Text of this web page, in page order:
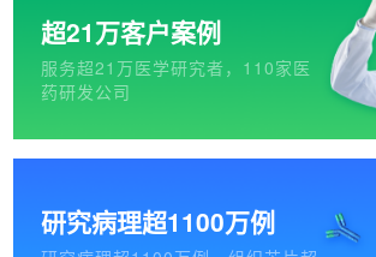
超21万客户案例
服务超21万医学研究者，110家医
药研发公司
研究病理超1100万例